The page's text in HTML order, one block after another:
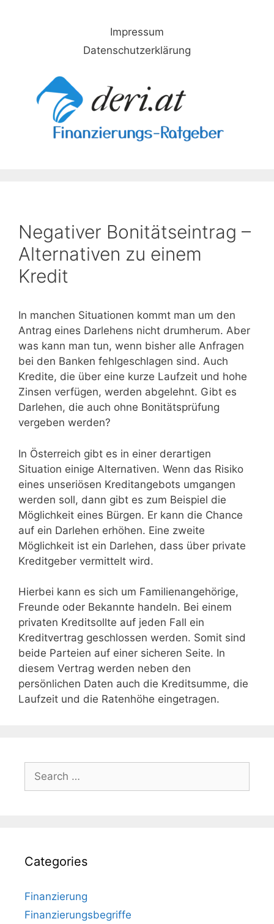
Impressum
Datenschutzerklärung
Negativer Bonitätseintrag –
Alternativen zu einem
Kredit
In manchen Situationen kommt man um den
Antrag eines Darlehens nicht drumherum. Aber
was kann man tun, wenn bisher alle Anfragen
bei den Banken fehlgeschlagen sind. Auch
Kredite, die über eine kurze Laufzeit und hohe
Zinsen verfügen, werden abgelehnt. Gibt es
Darlehen, die auch ohne Bonitätsprüfung
vergeben werden?
In Österreich gibt es in einer derartigen
Situation einige Alternativen. Wenn das Risiko
eines unseriösen Kreditangebots umgangen
werden soll, dann gibt es zum Beispiel die
Möglichkeit eines Bürgen. Er kann die Chance
auf ein Darlehen erhöhen. Eine zweite
Möglichkeit ist ein Darlehen, dass über private
Kreditgeber vermittelt wird.
Hierbei kann es sich um Familienangehörige,
Freunde oder Bekannte handeln. Bei einem
privaten Kreditsollte auf jeden Fall ein
Kreditvertrag geschlossen werden. Somit sind
beide Parteien auf einer sicheren Seite. In
diesem Vertrag werden neben den
persönlichen Daten auch die Kreditsumme, die
Laufzeit und die Ratenhöhe eingetragen.
Search
for:
Categories
Finanzierung
Finanzierungsbegriffe